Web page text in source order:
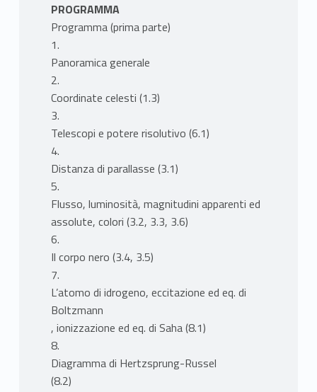
PROGRAMMA
Programma (prima parte)
1.
Panoramica generale
2.
Coordinate celesti (1.3)
3.
Telescopi e potere risolutivo (6.1)
4.
Distanza di parallasse (3.1)
5.
Flusso, luminosità, magnitudini apparenti ed
assolute, colori (3.2, 3.3, 3.6)
6.
Il corpo nero (3.4, 3.5)
7.
L’atomo di idrogeno, eccitazione ed eq. di
Boltzmann
, ionizzazione ed eq. di Saha (8.1)
8.
Diagramma di Hertzsprung-Russel
(8.2)